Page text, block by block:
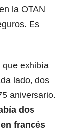
la OTAN
Es
que exhibía
lado, dos
aniversario.
dos
francés